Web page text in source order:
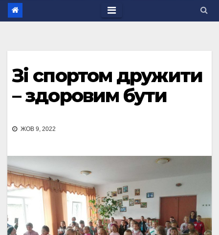
Зі спортом дружити
– здоровим бути
ЖОВ 9, 2022